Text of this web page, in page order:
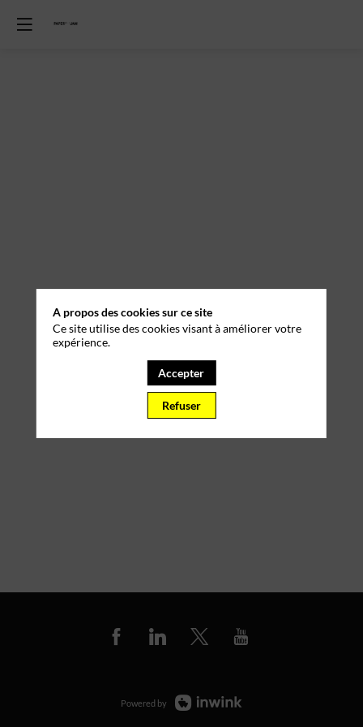
Powered by
A propos des cookies sur ce site
Ce site utilise des cookies visant à améliorer votre
expérience.
Accepter
Refuser